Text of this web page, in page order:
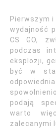
Pierwszym
wydajność
CS GO,
podczas
eksplozji,
być w
podają
warto
zalecanymi